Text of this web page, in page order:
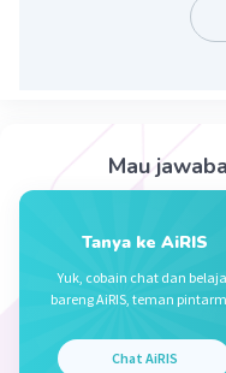
Mau
Tanya ke AiRIS
Yuk, cobain chat dan
bareng AiRIS, teman
Chat AiRIS